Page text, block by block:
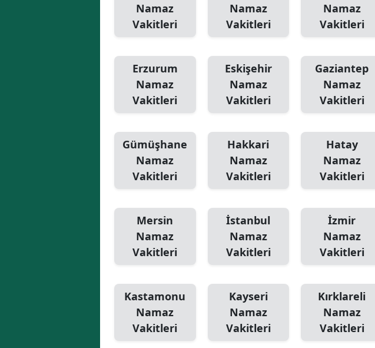
Namaz
Vakitleri
Namaz
Vakitleri
Namaz
Vakitleri
Erzurum
Namaz
Vakitleri
Eskişehir
Namaz
Vakitleri
Gaziantep
Namaz
Vakitleri
Gümüşhane
Namaz
Vakitleri
Hakkari
Namaz
Vakitleri
Hatay
Namaz
Vakitleri
Mersin
Namaz
Vakitleri
İstanbul
Namaz
Vakitleri
İzmir
Namaz
Vakitleri
Kastamonu
Namaz
Vakitleri
Kayseri
Namaz
Vakitleri
Kırklareli
Namaz
Vakitleri